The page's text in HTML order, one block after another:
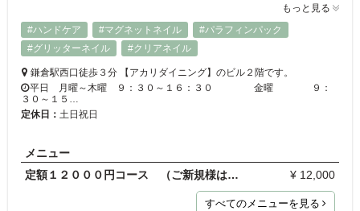
もっと見る
#ハンドケア
#マグネットネイル
#パラフィンパック
#グリッターネイル
#クリアネイル
鎌倉駅西口徒歩３分 【アカリダイニング】のビル２階です。
平日 月曜～木曜 ９：３０～１６：３０ 金曜 ９：
３０～１５…
定休日： 土日祝日
メニュー
定額１２０００円コース （ご新規様は９６００円）
¥ 12,000
すべてのメニューを見る